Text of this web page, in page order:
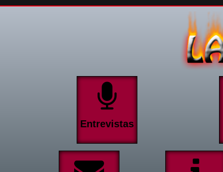
Entrevistas